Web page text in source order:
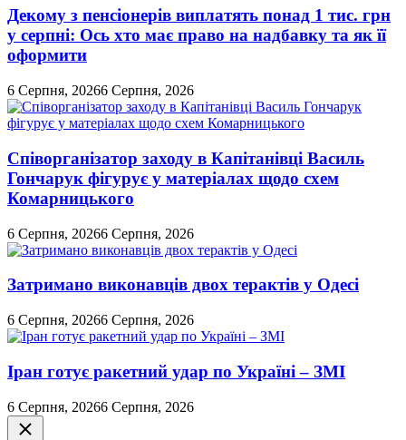
Декому з пенсіонерів виплатять понад 1 тис. грн
у серпні: Ось хто має право на надбавку та як її
оформити
6 Серпня, 20266 Серпня, 2026
Співорганізатор заходу в Капітанівці Василь
Гончарук фігурує у матеріалах щодо схем
Комарницького
6 Серпня, 20266 Серпня, 2026
Затримано виконавців двох терактів у Одесі
6 Серпня, 20266 Серпня, 2026
Іран готує ракетний удар по Україні – ЗМІ
6 Серпня, 20266 Серпня, 2026
Закрити